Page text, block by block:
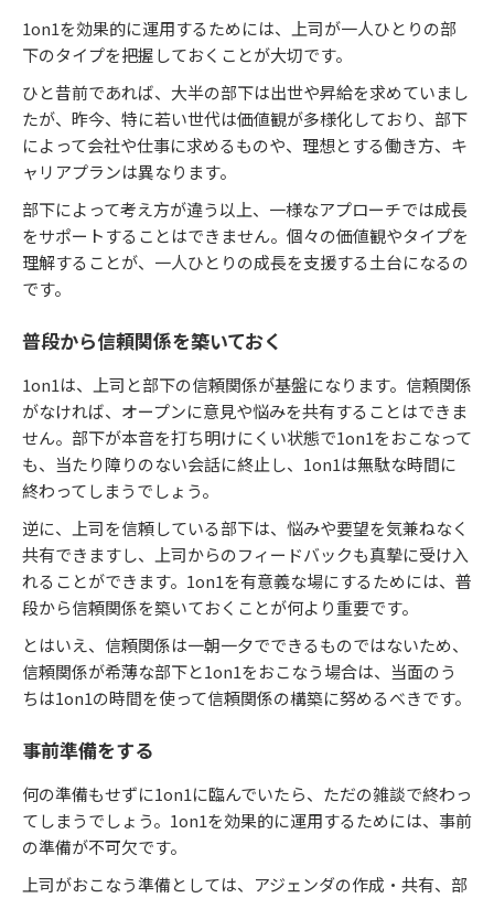
1on1を効果的に運用するためには、上司が一人ひとりの部
下のタイプを把握しておくことが大切です。
ひと昔前であれば、大半の部下は出世や昇給を求めていまし
たが、昨今、特に若い世代は価値観が多様化しており、部下
によって会社や仕事に求めるものや、理想とする働き方、キ
ャリアプランは異なります。
部下によって考え方が違う以上、一様なアプローチでは成長
をサポートすることはできません。個々の価値観やタイプを
理解することが、一人ひとりの成長を支援する土台になるの
です。
普段から信頼関係を築いておく
1on1は、上司と部下の信頼関係が基盤になります。信頼関係
がなければ、オープンに意見や悩みを共有することはできま
せん。部下が本音を打ち明けにくい状態で1on1をおこなって
も、当たり障りのない会話に終止し、1on1は無駄な時間に
終わってしまうでしょう。
逆に、上司を信頼している部下は、悩みや要望を気兼ねなく
共有できますし、上司からのフィードバックも真摯に受け入
れることができます。1on1を有意義な場にするためには、普
段から信頼関係を築いておくことが何より重要です。
とはいえ、信頼関係は一朝一夕でできるものではないため、
信頼関係が希薄な部下と1on1をおこなう場合は、当面のう
ちは1on1の時間を使って信頼関係の構築に努めるべきです。
事前準備をする
何の準備もせずに1on1に臨んでいたら、ただの雑談で終わっ
てしまうでしょう。1on1を効果的に運用するためには、事前
の準備が不可欠です。
上司がおこなう準備としては、アジェンダの作成・共有、部